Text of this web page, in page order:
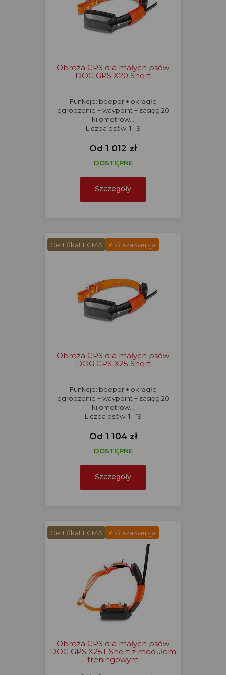
Obroża GPS dla małych psów
DOG GPS X20 Short
Funkcje: beeper + okrągłe
ogrodzenie + waypoint + zasięg 20
kilometrów...
Liczba psów: 1 - 9
Od 1 012 zł
DOSTĘPNE
Szczegóły
Certifikat ECMA Krótsza wersja
Obroża GPS dla małych psów
DOG GPS X25 Short
Funkcje: beeper + okrągłe
ogrodzenie + waypoint + zasięg 20
kilometrów...
Liczba psów: 1 - 19
Od 1 104 zł
DOSTĘPNE
Szczegóły
Certifikat ECMA Krótsza wersja
Obroża GPS dla małych psów
DOG GPS X25T Short z modułem
treningowym